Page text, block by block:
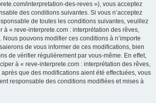
interpretation-des-reves »), vous acceptez
des conditions suivantes. Si vous n’acceptez
de toutes les conditions suivantes, veuillez
à « reve-interprete.com : interprétation des rêves,
pouvons modifier ces conditions à n’importe
de vous informer de ces modifications, bien
de vérifier régulièrement par vous-même. En effet,
à « reve-interprete.com : interprétation des rêves,
que des modifications aient été effectuées, vous
responsable des conditions modifiées et mises à